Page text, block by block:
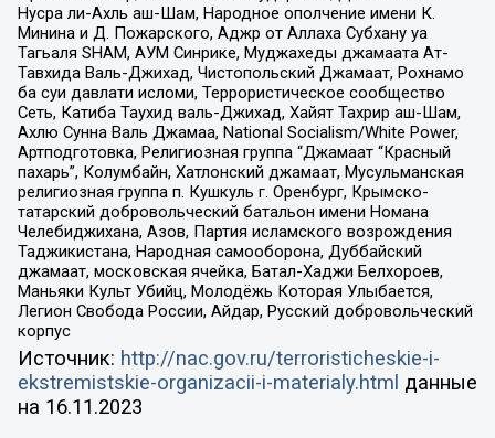
Нусра ли-Ахль аш-Шам, Народное ополчение имени К.
Минина и Д. Пожарского, Аджр от Аллаха Субхану уа
Тагьаля SHAM, АУМ Синрике, Муджахеды джамаата Ат-
Тавхида Валь-Джихад, Чистопольский Джамаат, Рохнамо
ба суи давлати исломи, Террористическое сообщество
Сеть, Катиба Таухид валь-Джихад, Хайят Тахрир аш-Шам,
Ахлю Сунна Валь Джамаа, National Socialism/White Power,
Артподготовка, Религиозная группа “Джамаат “Красный
пахарь”, Колумбайн, Хатлонский джамаат, Мусульманская
религиозная группа п. Кушкуль г. Оренбург, Крымско-
татарский добровольческий батальон имени Номана
Челебиджихана, Азов, Партия исламского возрождения
Таджикистана, Народная самооборона, Дуббайский
джамаат, московская ячейка, Батал-Хаджи Белхороев,
Маньяки Культ Убийц, Молодёжь Которая Улыбается,
Легион Свобода России, Айдар, Русский добровольческий
корпус
Источник: http://nac.gov.ru/terroristicheskie-i-
ekstremistskie-organizacii-i-materialy.html данные
на 16.11.2023